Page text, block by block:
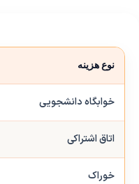
نوع هزینه
خوابگاه دانشجویی
اتاق اشتراکی
خوراک